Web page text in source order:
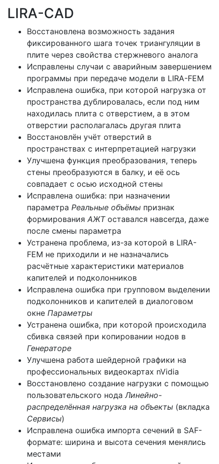
LIRA-CAD
Восстановлена возможность задания
фиксированного шага точек триангуляции в
плите через свойства стержневого аналога
Исправлены случаи с аварийным завершением
программы при передаче модели в LIRA-FEM
Исправлена ошибка, при которой нагрузка от
пространства дублировалась, если под ним
находилась плита с отверстием, а в этом
отверстии располагалась другая плита
Восстановлён учёт отверстий в
пространствах с интерпретацией нагрузки
Улучшена функция преобразования, теперь
стены преобразуются в балку, и её ось
совпадает с осью исходной стены
Исправлена ошибка: при назначении
параметра Реальные объёмы признак
формирования АЖТоставался навсегда, даже
после смены параметра
Устранена проблема, из-за которой в LIRA-
FEM не приходили и не назначались
расчётные характеристики материалов
капителей и подколонников
Исправлена ошибка при групповом выделении
подколонников и капителей в диалоговом
окне Параметры
Устранена ошибка, при которой происходила
сбивка связей при копировании нодов в
Генераторе
Улучшена работа шейдерной графики на
профессиональных видеокартах nVidia
Восстановлено создание нагрузки с помощью
пользовательского нодаЛинейно-
распределённая нагрузка на объекты (вкладка
Сервисы)
Исправлена ошибка импорта сечений в SAF-
формате: ширина и высота сечения менялись
местами